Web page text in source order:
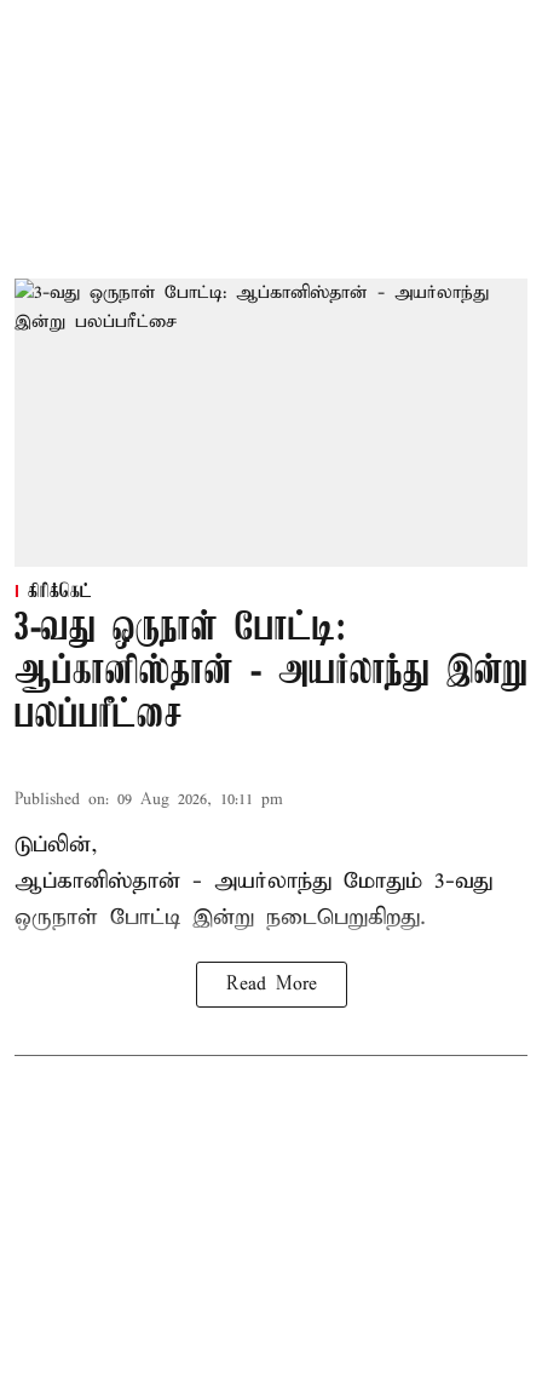
கிரிக்கெட்
3-வது ஒருநாள் போட்டி:
ஆப்கானிஸ்தான் - அயர்லாந்து இன்று
பலப்பரீட்சை
Published on: 09 Aug 2026, 10:11 pm
டுப்லின்,
ஆப்கானிஸ்தான் - அயர்லாந்து மோதும் 3-வது
ஒருநாள் போட்டி இன்று நடைபெறுகிறது.
Read More